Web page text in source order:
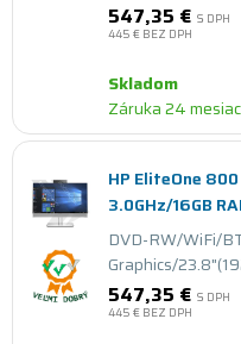
547,35 € S DPH
445 € BEZ DPH
Skladom
Záruka 24
HP EliteOne
3.0GHz/16GB
DVD-RW/WiFi/
Graphics/
547,35 € S DPH
445 € BEZ DPH